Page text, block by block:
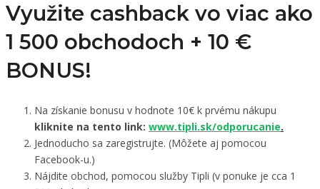
Využite cashback vo viac ako
1 500 obchodoch + 10 €
BONUS!
Na získanie bonusu v hodnote 10€ k prvému nákupu
kliknite na tento link: www.tipli.sk/odporucanie.
Jednoducho sa zaregistrujte. (Môžete aj pomocou
Facebook-u.)
Nájdite obchod, pomocou služby Tipli (v ponuke je cca 1